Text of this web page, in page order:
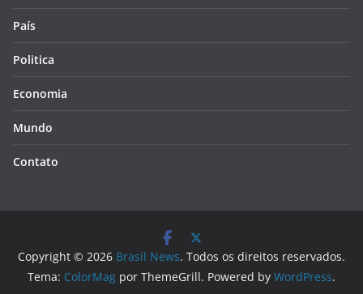
País
Politica
Economia
Mundo
Contato
Copyright © 2026 Brasil News. Todos os direitos reservados.
Tema: ColorMag por ThemeGrill. Powered by WordPress.